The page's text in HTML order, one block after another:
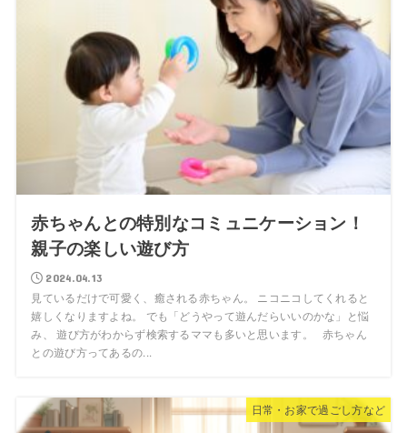
赤ちゃんとの特別なコミュニケーション！
親子の楽しい遊び方
2024.04.13
見ているだけで可愛く、癒される赤ちゃん。 ニコニコしてくれると
嬉しくなりますよね。 でも「どうやって遊んだらいいのかな」と悩
み、 遊び方がわからず検索するママも多いと思います。 赤ちゃん
との遊び方ってあるの...
日常・お家で過ごし方など